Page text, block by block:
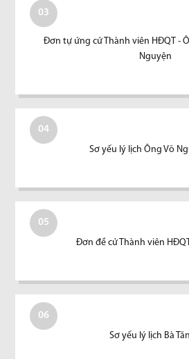
03
Đơn tự ứng cử Thành viên HĐQT -
Nguyện
04
Sơ yếu lý lịch Ông Võ
05
Đơn đề cử Thành viên
06
Sơ yếu lý lịch Bà